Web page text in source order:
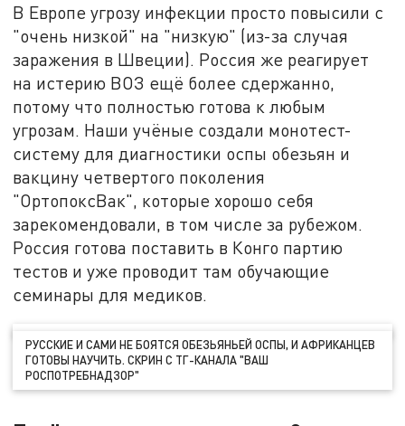
В Европе угрозу инфекции просто повысили с
"очень низкой" на "низкую" (из-за случая
заражения в Швеции). Россия же реагирует
на истерию ВОЗ ещё более сдержанно,
потому что полностью готова к любым
угрозам. Наши учёные создали монотест-
систему для диагностики оспы обезьян и
вакцину четвертого поколения
"ОртопоксВак", которые хорошо себя
зарекомендовали, в том числе за рубежом.
Россия готова поставить в Конго партию
тестов и уже проводит там обучающие
семинары для медиков.
РУССКИЕ И САМИ НЕ БОЯТСЯ ОБЕЗЬЯНЬЕЙ ОСПЫ, И АФРИКАНЦЕВ
ГОТОВЫ НАУЧИТЬ. СКРИН С ТГ-КАНАЛА "ВАШ
РОСПОТРЕБНАДЗОР"